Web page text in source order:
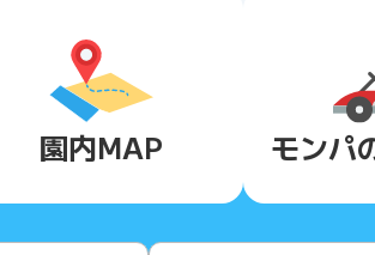
園内MAP モンパ